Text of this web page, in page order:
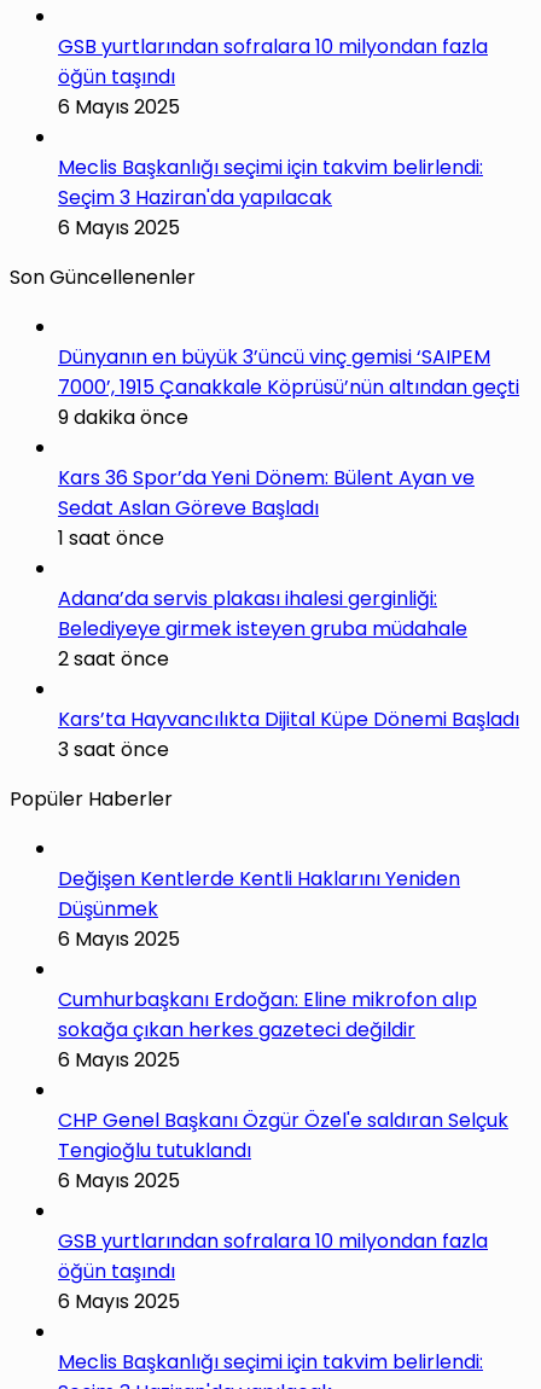
GSB yurtlarından sofralara 10 milyondan fazla
öğün taşındı
6 Mayıs 2025
Meclis Başkanlığı seçimi için takvim belirlendi:
Seçim 3 Haziran'da yapılacak
6 Mayıs 2025
Son Güncellenenler
Dünyanın en büyük 3’üncü vinç gemisi ‘SAIPEM
7000’, 1915 Çanakkale Köprüsü’nün altından geçti
9 dakika önce
Kars 36 Spor’da Yeni Dönem: Bülent Ayan ve
Sedat Aslan Göreve Başladı
1 saat önce
Adana’da servis plakası ihalesi gerginliği:
Belediyeye girmek isteyen gruba müdahale
2 saat önce
Kars’ta Hayvancılıkta Dijital Küpe Dönemi Başladı
3 saat önce
Popüler Haberler
Değişen Kentlerde Kentli Haklarını Yeniden
Düşünmek
6 Mayıs 2025
Cumhurbaşkanı Erdoğan: Eline mikrofon alıp
sokağa çıkan herkes gazeteci değildir
6 Mayıs 2025
CHP Genel Başkanı Özgür Özel'e saldıran Selçuk
Tengioğlu tutuklandı
6 Mayıs 2025
GSB yurtlarından sofralara 10 milyondan fazla
öğün taşındı
6 Mayıs 2025
Meclis Başkanlığı seçimi için takvim belirlendi: